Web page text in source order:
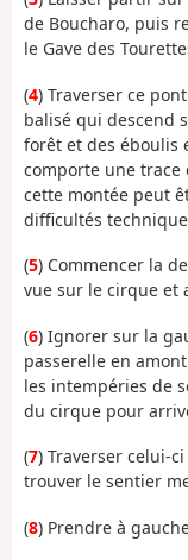
de Boucharo, puis
le Gave des
(4) Traverser ce
balisé qui descend
forêt et des éboulis
comporte une trace
cette montée peut
difficultés
(5) Commencer la
vue sur le cirque et
(6) Ignorer sur la
passerelle en
les intempéries de
du cirque pour
(7) Traverser celui-
trouver le sentier
(8) Prendre à